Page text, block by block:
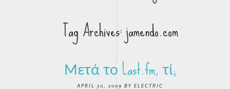
Tag Archives:jamendo.com
Μετά το Last.fm, τί;
APRIL 30, 2009 BY ELECTRIC